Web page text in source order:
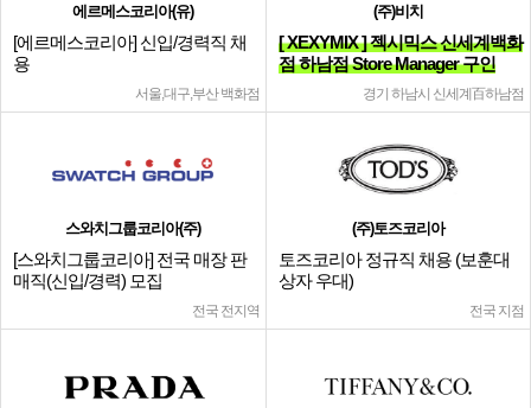
에르메스코리아(유)
[에르메스코리아] 신입/경력직 채
용
서울,대구,부산 백화점
(주)비치
[ XEXYMIX ] 젝시믹스 신세계백화
점 하남점 Store Manager 구인
경기 하남시 신세계百하남점
스와치그룹코리아(주)
[스와치그룹코리아] 전국 매장 판
매직(신입/경력) 모집
전국 전지역
(주)토즈코리아
토즈코리아 정규직 채용 (보훈대
상자 우대)
전국 지점